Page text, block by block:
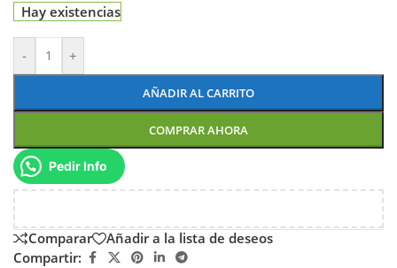
Hay existencias
- +
AÑADIR AL CARRITO
COMPRAR AHORA
Pedir Info
Comparar
Añadir a la lista de deseos
Compartir: